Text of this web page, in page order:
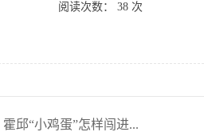
阅读次数： 38次
邱“小鸡蛋”怎样闯进...